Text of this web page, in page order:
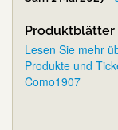
Produktblätter
Lesen Sie mehr
Produkte und
Como1907